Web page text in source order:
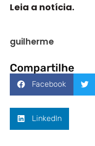
Leia a notícia.
guilherme
Compartilhe
Facebook
LinkedIn